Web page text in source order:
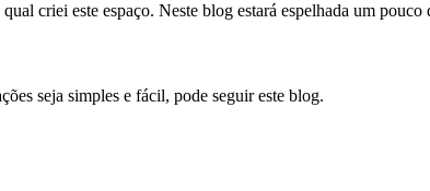
criei este espaço. Neste blog estará espelhada um
seja simples e fácil, pode seguir este blog.